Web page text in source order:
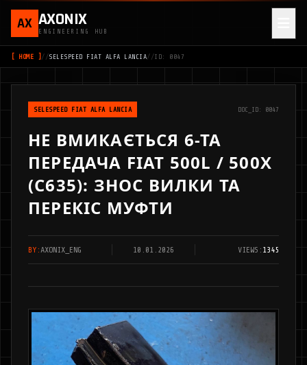
AX AXONIX
ENGINEERING HUB
[ HOME ] //SELESPEED FIAT ALFA LANCIA//ID: 0047
SELESPEED FIAT ALFA LANCIA DOC_ID: 0047
НЕ ВМИКАЄТЬСЯ 6-ТА
ПЕРЕДАЧА FIAT 500L / 500X
(C635): ЗНОС ВИЛКИ ТА
ПЕРЕКІС МУФТИ
BY:AXONIX_ENG 10.01.2026 VIEWS: 1345